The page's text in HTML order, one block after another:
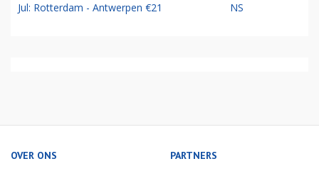
Jul: Rotterdam - Antwerpen €21 NS
OVER ONS PARTNERS